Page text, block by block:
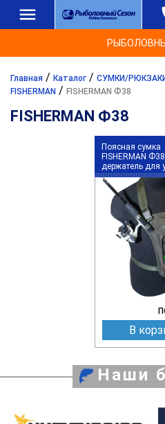
Главная / Каталог / СУМКИ/
FISHERMAN / FISHERMAN Ф38
FISHERMAN Ф38
Поясная сумка
FISHERMAN
держатель для
В
Наши